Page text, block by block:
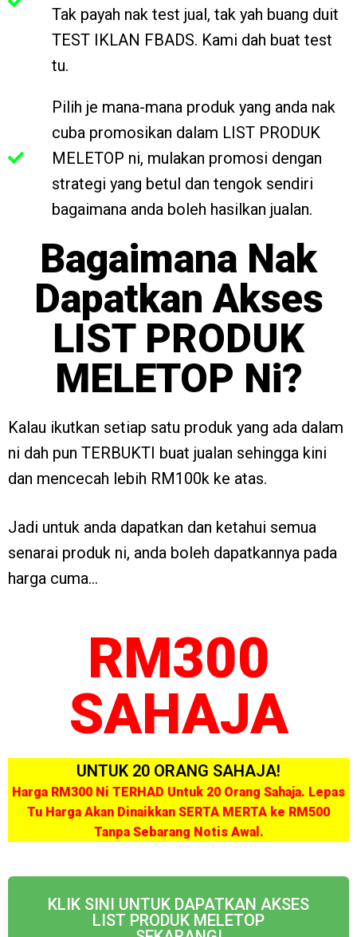
Tak payah nak test jual, tak yah buang duit
TEST IKLAN FBADS. Kami dah buat test
tu.
Pilih je mana-mana produk yang anda nak
cuba promosikan dalam LIST PRODUK
MELETOP ni, mulakan promosi dengan
strategi yang betul dan tengok sendiri
bagaimana anda boleh hasilkan jualan.
Bagaimana Nak
Dapatkan Akses
LIST PRODUK
MELETOP Ni?
Kalau ikutkan setiap satu produk yang ada dalam
ni dah pun TERBUKTI buat jualan sehingga kini
dan mencecah lebih RM100k ke atas.
Jadi untuk anda dapatkan dan ketahui semua
senarai produk ni, anda boleh dapatkannya pada
harga cuma…
RM300
SAHAJA
UNTUK 20 ORANG SAHAJA!
Harga RM300 Ni TERHAD Untuk 20 Orang Sahaja. Lepas
Tu Harga Akan Dinaikkan SERTA MERTA ke RM500
Tanpa Sebarang Notis Awal.
KLIK SINI UNTUK DAPATKAN AKSES
LIST PRODUK MELETOP